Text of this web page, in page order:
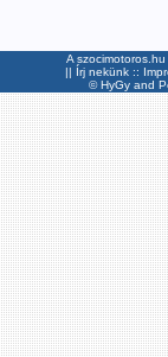
A
|| Írj nekünk ::
©HyGyand